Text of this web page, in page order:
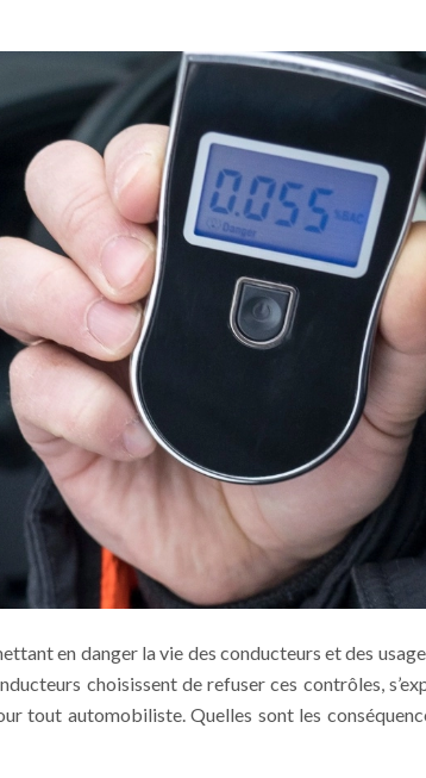
en danger la vie des conducteurs et des
choisissent de refuser ces contrôles,
tout automobiliste. Quelles sont les